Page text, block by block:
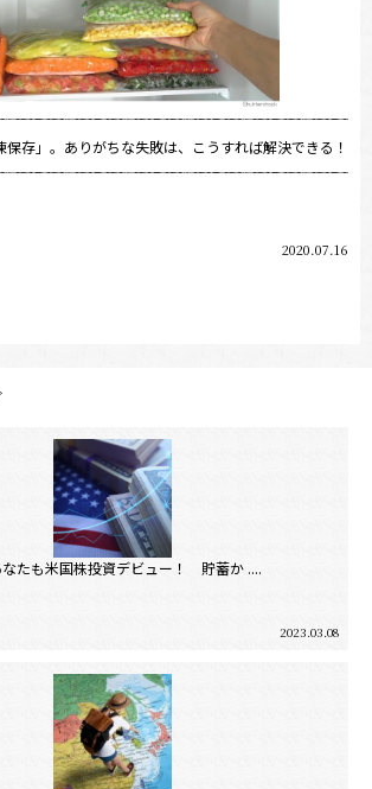
存」。ありがちな失敗は、こうすれば解決できる！
2020.07.16
なたも米国株投資デビュー！ 貯蓄か ....
2023.03.08